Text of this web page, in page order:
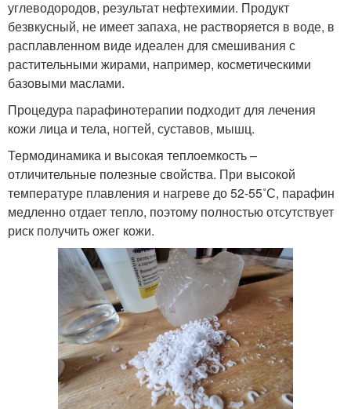
углеводородов, результат нефтехимии. Продукт
безвкусный, не имеет запаха, не растворяется в воде, в
расплавленном виде идеален для смешивания с
растительными жирами, например, косметическими
базовыми маслами.
Процедура парафинотерапии подходит для лечения
кожи лица и тела, ногтей, суставов, мышц.
Термодинамика и высокая теплоемкость –
отличительные полезные свойства. При высокой
температуре плавления и нагреве до 52-55˚С, парафин
медленно отдает тепло, поэтому полностью отсутствует
риск получить ожег кожи.